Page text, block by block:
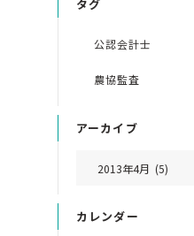
タグ
公認会計士
農協監査
アーカイブ
カレンダー